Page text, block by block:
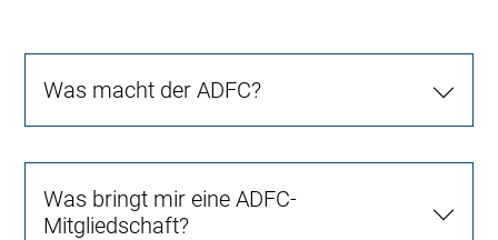
Was macht der ADFC?
Was bringt mir eine ADFC-
Mitgliedschaft?